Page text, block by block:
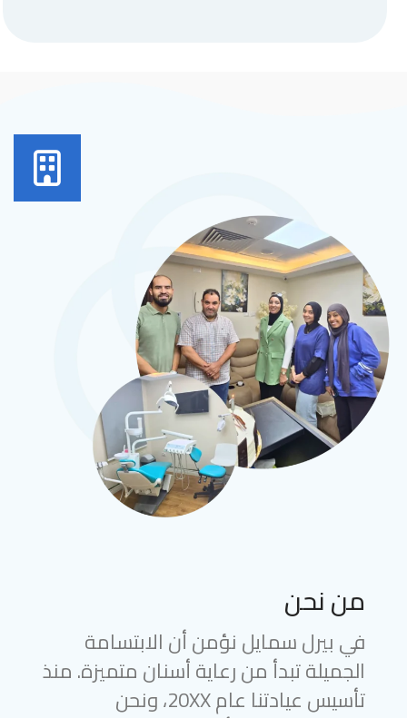
من نحن
في بيرل سمايل نؤمن أن الابتسامة
الجميلة تبدأ من رعاية أسنان متميزة. منذ
تأسيس عيادتنا عام 20XX، ونحن